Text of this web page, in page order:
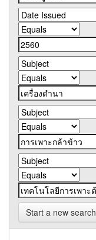
Start a new search